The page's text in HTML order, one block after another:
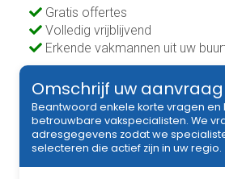
Gratis offertes
Volledig vrijblijvend
Erkende vakmannen uit uw
Omschrijf uw aanvraag
Beantwoord enkele korte vragen en
betrouwbare vakspecialisten. We
adresgegevens zodat we
selecteren die actief zijn in uw regio.